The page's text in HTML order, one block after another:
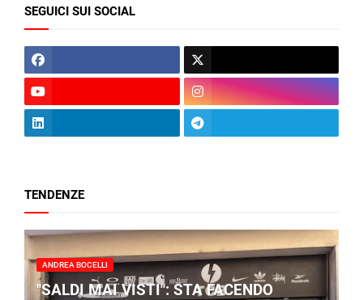
SEGUICI SUI SOCIAL
TENDENZE
ANDREA BOCELLI
"SALDI MAI VISTI": STA FACENDO